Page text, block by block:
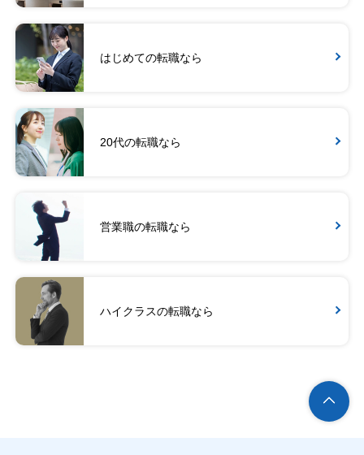
はじめての転職なら
20代の転職なら
営業職の転職なら
ハイクラスの転職なら